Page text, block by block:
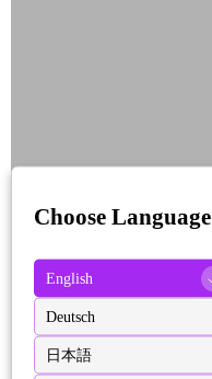
Choose Language
English
Deutsch
日本語